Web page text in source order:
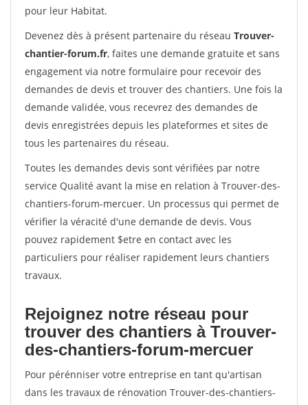
pour leur Habitat.
Devenez dès à présent partenaire du réseau Trouver-
chantier-forum.fr, faites une demande gratuite et sans
engagement via notre formulaire pour recevoir des
demandes de devis et trouver des chantiers. Une fois la
demande validée, vous recevrez des demandes de
devis enregistrées depuis les plateformes et sites de
tous les partenaires du réseau.
Toutes les demandes devis sont vérifiées par notre
service Qualité avant la mise en relation à Trouver-des-
chantiers-forum-mercuer. Un processus qui permet de
vérifier la véracité d'une demande de devis. Vous
pouvez rapidement $etre en contact avec les
particuliers pour réaliser rapidement leurs chantiers
travaux.
Rejoignez notre réseau pour
trouver des chantiers à Trouver-
des-chantiers-forum-mercuer
Pour pérénniser votre entreprise en tant qu'artisan
dans les travaux de rénovation Trouver-des-chantiers-